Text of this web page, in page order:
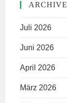
ARCHIVE
Juli 2026
Juni 2026
April 2026
März 2026